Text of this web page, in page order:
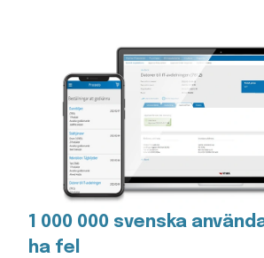
1 000 000 svenska
ha fel